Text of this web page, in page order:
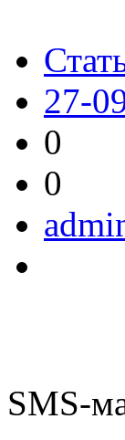
27-
0
0
SMS-